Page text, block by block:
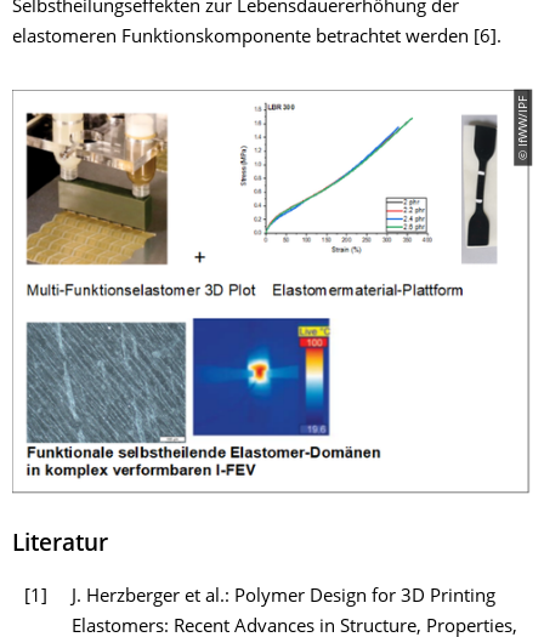
Selbstheilungseffekten zur Lebensdauererhöhung der
elastomeren Funktionskomponente betrachtet werden [6].
© IfWW/IPF
Literatur
[1]
J. Herzberger et al.: Polymer Design for 3D Printing
Elastomers: Recent Advances in Structure, Properties,